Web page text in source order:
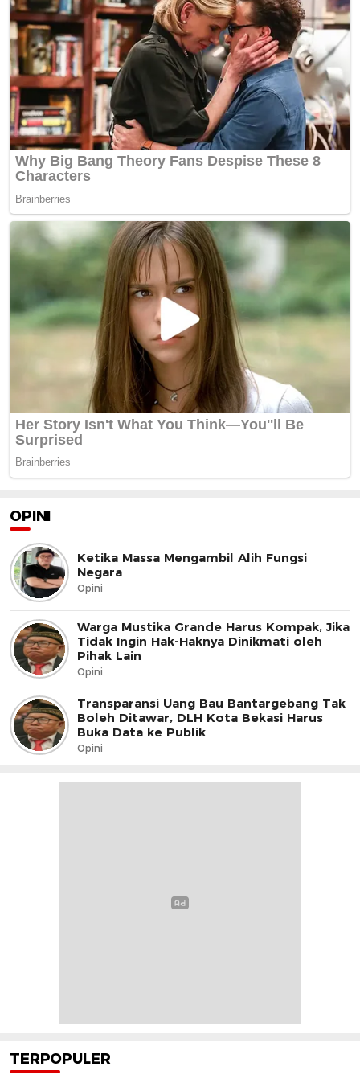
OPINI
Ketika Massa Mengambil Alih Fungsi
Negara
Opini
Warga Mustika Grande Harus Kompak, Jika
Tidak Ingin Hak-Haknya Dinikmati oleh
Pihak Lain
Opini
Transparansi Uang Bau Bantargebang Tak
Boleh Ditawar, DLH Kota Bekasi Harus
Buka Data ke Publik
Opini
TERPOPULER